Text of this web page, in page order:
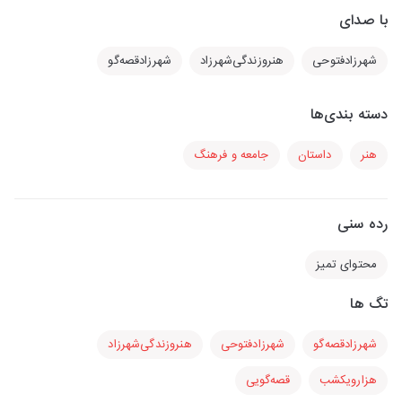
با صدای
شهرزادفتوحی هنرو‌زندگی‌شهرزاد شهرزادقصه‌گو
دسته بندی‌ها
هنر داستان جامعه و فرهنگ
رده سنی
محتوای تمیز
تگ ها
شهرزادقصه‌گو شهرزادفتوحی
هنرو‌زندگی‌شهرزاد
هزارویکشب
قصه‌گویی